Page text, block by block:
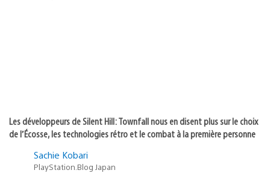
Les développeurs de Silent Hill: Townfall nous en disent plus sur le choix
de l’Écosse, les technologies rétro et le combat à la première personne
Sachie Kobari
PlayStation.Blog Japan